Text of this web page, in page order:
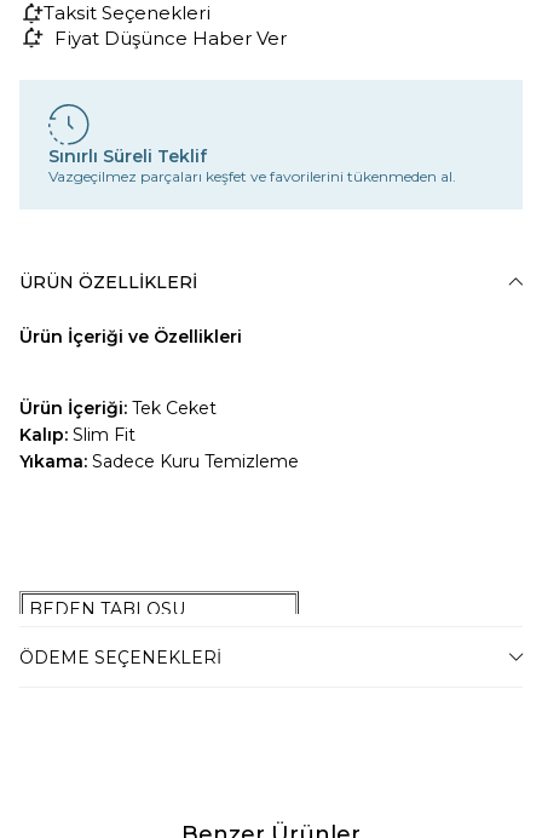
Taksit Seçenekleri
Fiyat Düşünce Haber Ver
Sınırlı Süreli Teklif
Vazgeçilmez parçaları keşfet ve favorilerini tükenmeden al.
ÜRÜN ÖZELLIKLERI
Ürün İçeriği ve Özellikleri
Ürün İçeriği: Tek Ceket
Kalıp: Slim Fit
Yıkama: Sadece Kuru Temizleme
BEDEN TABLOSU
ÖDEME SEÇENEKLERI